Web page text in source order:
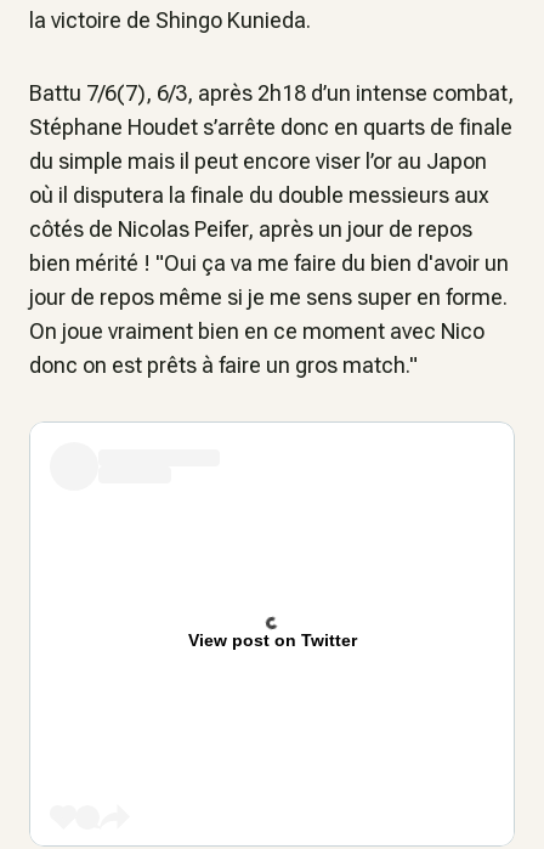
la victoire de Shingo Kunieda.
Battu 7/6(7), 6/3, après 2h18 d’un intense combat,
Stéphane Houdet s’arrête donc en quarts de finale
du simple mais il peut encore viser l’or au Japon
où il disputera la finale du double messieurs aux
côtés de Nicolas Peifer, après un jour de repos
bien mérité ! "Oui ça va me faire du bien d'avoir un
jour de repos même si je me sens super en forme.
On joue vraiment bien en ce moment avec Nico
donc on est prêts à faire un gros match."
View post on Twitter